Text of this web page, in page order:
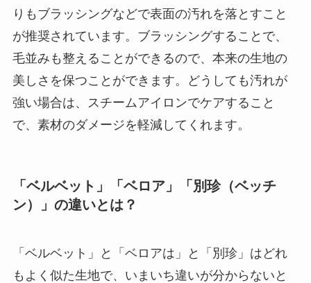
りもブラッシングなどで表面の汚れを落とすこと
が推奨されています。ブラッシングすることで、
毛並みも整えることができるので、本来の生地の
美しさを保つことができます。どうしても汚れが
強い場合は、スチームアイロンでケアすること
で、素材のダメージを軽減してくれます。
「ベルベット」「ベロア」「別珍（ベッチ
ン）」の違いとは？
「ベルベット」と「ベロアは」と「別珍」はどれ
もよく似た生地で、いまいち違いが分からないと